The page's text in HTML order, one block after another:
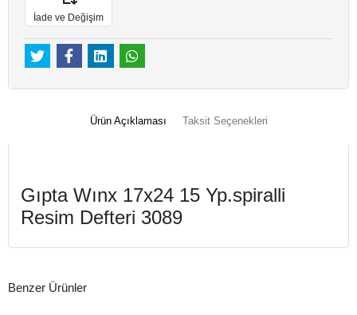
İade ve Değişim
Ürün Açıklaması Taksit Seçenekleri
Gıpta Wınx 17x24 15 Yp.spiralli
Resim Defteri 3089
Benzer Ürünler